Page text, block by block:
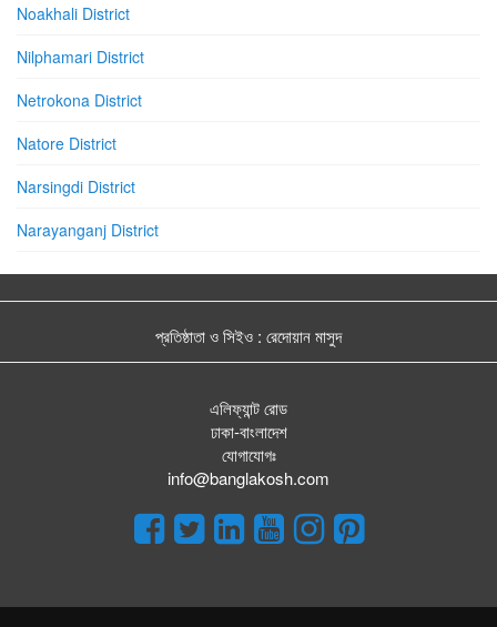
Noakhali District
Nilphamari District
Netrokona District
Natore District
Narsingdi District
Narayanganj District
প্রতিষ্ঠাতা ও সিইও : রেদোয়ান মাসুদ
এলিফ্যান্ট রোড
ঢাকা-বাংলাদেশ
যোগাযোগঃ
info@banglakosh.com